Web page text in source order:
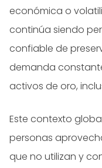
económica o
continúa siendo
confiable de
demanda
activos de oro,
Este contexto
personas
que no utilizan y